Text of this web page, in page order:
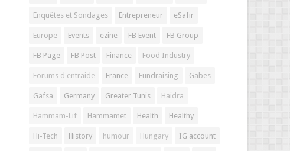
Enquêtes et Sondages Entrepreneur eSafir
Europe Events ezine FB Event FB Group
FB Page FB Post Finance Food Industry
Forums d'entraide France Fundraising Gabes
Gafsa Germany Greater Tunis Haidra
Hammam-Lif Hammamet Health Healthy
Hi-Tech History humour Hungary IG account